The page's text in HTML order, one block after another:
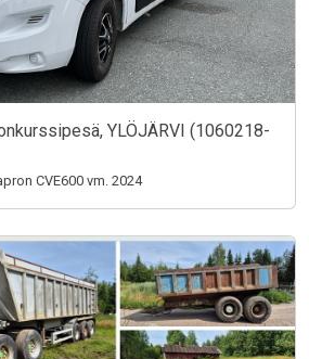
YLÖJÄRVI (1060218-
CVE600 vm. 2024